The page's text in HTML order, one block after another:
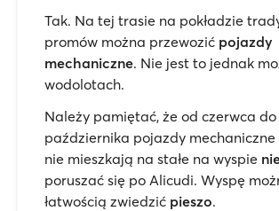
Tak. Na tej trasie na pokładzie
promów można przewozić pojazdy
mechaniczne. Nie jest to jednak
wodolotach.
Należy pamiętać, że od czerwca do
października pojazdy mechaniczne
nie mieszkają na stałe na wyspie
poruszać się po Alicudi. Wyspę
łatwością zwiedzić pieszo.